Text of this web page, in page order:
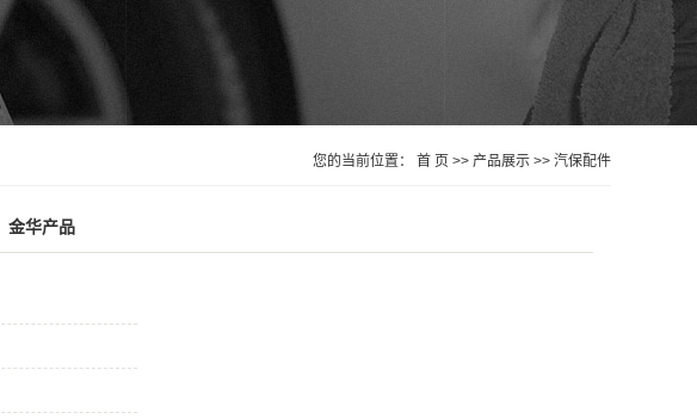
您的当前位置： 首 页 >> 产品展示 >> 汽保配件
金华产品